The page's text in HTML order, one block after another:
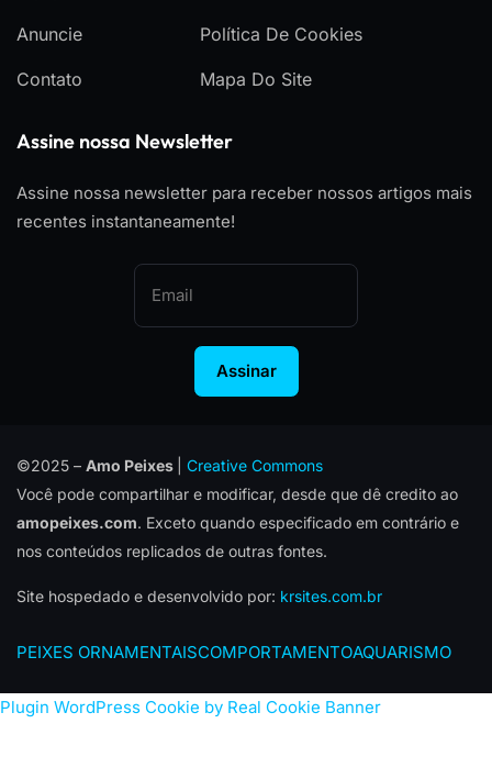
Anuncie
Contato
Política De Cookies
Mapa Do Site
Assine nossa Newsletter
Assine nossa newsletter para receber nossos artigos mais
recentes instantaneamente!
Assinar
©2025 – Amo Peixes
Creative Commons
Você pode compartilhar e modificar, desde que dê credito ao
amopeixes.com. Exceto quando especificado em contrário e
nos conteúdos replicados de outras fontes.
Site hospedado e desenvolvido por: krsites.com.br
PEIXES ORNAMENTAISCOMPORTAMENTOAQUARISMO
Plugin WordPress Cookie by Real Cookie Banner